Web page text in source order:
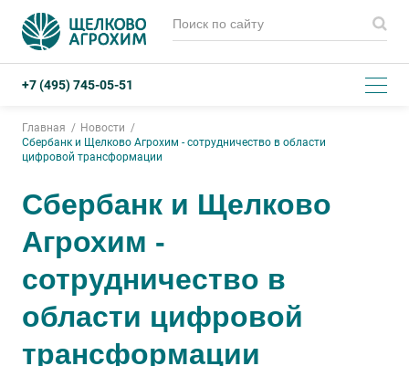
+7 (495) 745-05-51
Главная
Новости
Сбербанк и Щелково Агрохим - сотрудничество в области
цифровой трансформации
Сбербанк и Щелково
Агрохим -
сотрудничество в
области цифровой
трансформации